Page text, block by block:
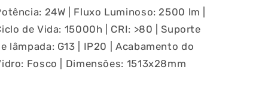
24W | Fluxo Luminoso: 2500 lm |
de Vida: 15000h | CRI: >80 | Suporte
lâmpada: G13 | IP20 | Acabamento do
Fosco | Dimensões: 1513x28mm